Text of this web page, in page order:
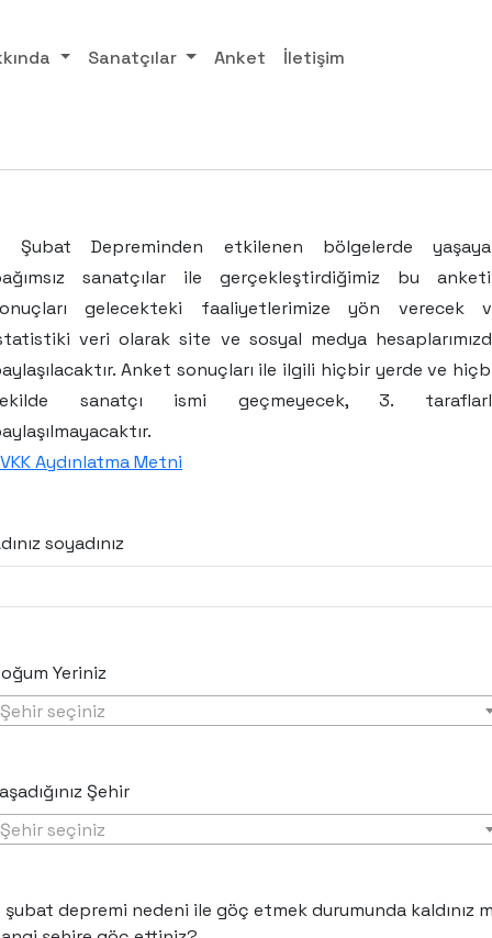
Sanatçılar Anket İletişim
Şubat Depreminden etkilenen bölgelerde
sanatçılar ile gerçekleştirdiğimiz bu
gelecekteki faaliyetlerimize yön verecek
veri olarak site ve sosyal medya
Anket sonuçları ile ilgili hiçbir yerde ve
sanatçı ismi geçmeyecek, 3.
Aydınlatma Metni
soyadınız
Yeriniz
Şehir seçiniz
Şehir
Şehir seçiniz
şubat depremi nedeni ile göç etmek durumunda kaldınız